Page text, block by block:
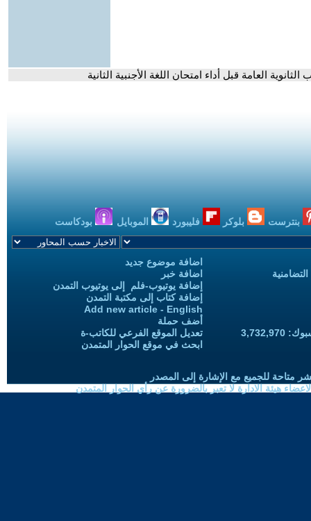
العامة قبل أداء امتحان اللغة الأجنبية الثانية
بنترست بلوكر فليبورد الموبايل بودكاست
اضافة موضوع جديد
اضافة خبر
إضافة يوتيوب-فلم إلى يوتيوب التمدن
إضافة كتاب إلى مكتبة التمدن
Add new article - English
أضف حملة
تعديل الموقع الفرعي للكاتب-ة
ابحث في موقع الحوار المتمدن
متاحة للجميع مع الإشارة إلى المصدر
هيئة الادارة لا تعبر بالضرورة عن رأي الحوار المتمدن